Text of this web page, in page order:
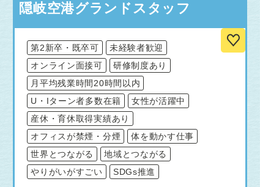
隠岐空港グランドスタッフ
第2新卒・既卒可
未経験者歓迎
オンライン面接可
研修制度あり
月平均残業時間20時間以内
U・Iターン者多数在籍
女性が活躍中
産休・育休取得実績あり
オフィスが禁煙・分煙
体を動かす仕事
世界とつながる
地域とつながる
やりがいがすごい
SDGs推進